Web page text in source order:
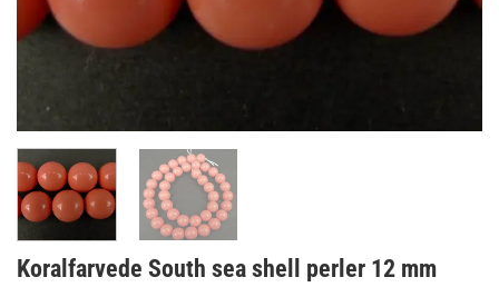
Koralfarvede South sea shell perler 12 mm